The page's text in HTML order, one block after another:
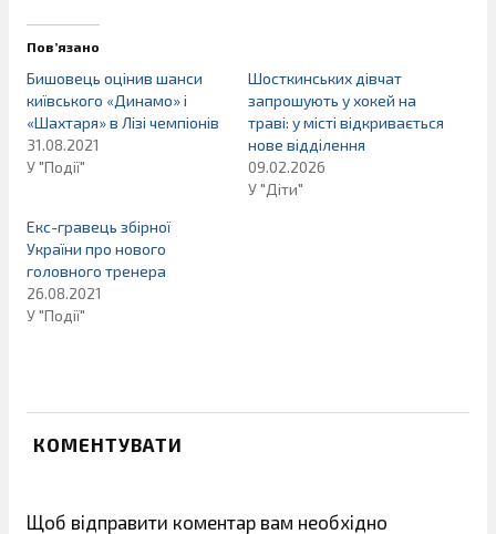
Пов’язано
Бишовець оцінив шанси
київського «Динамо» і
«Шахтаря» в Лізі чемпіонів
31.08.2021
У "Події"
Шосткинських дівчат
запрошують у хокей на
траві: у місті відкривається
нове відділення
09.02.2026
У "Діти"
Екс-гравець збірної
України про нового
головного тренера
26.08.2021
У "Події"
КОМЕНТУВАТИ
Щоб відправити коментар вам необхідно